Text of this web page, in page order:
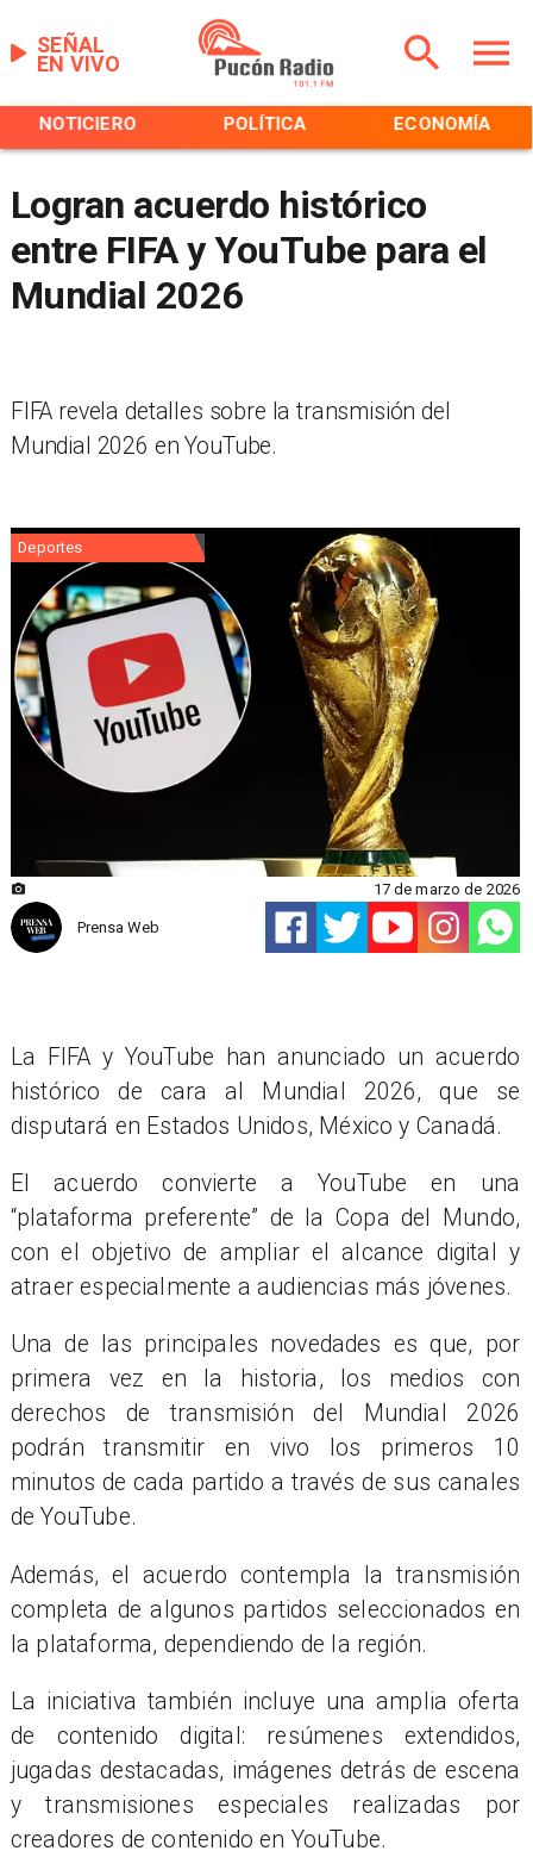
EN VIVO
SEÑAL
NOTICIERO POLÍTICA ECONOMÍA
Logran acuerdo histórico
entre FIFA y YouTube para el
Mundial 2026
FIFA revela detalles sobre la transmisión del
Mundial 2026 en YouTube.
Deportes
Prensa Web
17 de marzo de 2026
La FIFA y YouTube han anunciado un acuerdo
histórico de cara al Mundial 2026, que se
disputará en Estados Unidos, México y Canadá.
El acuerdo convierte a YouTube en una
“plataforma preferente” de la Copa del Mundo,
con el objetivo de ampliar el alcance digital y
atraer especialmente a audiencias más jóvenes.
Una de las principales novedades es que, por
primera vez en la historia, los medios con
derechos de transmisión del Mundial 2026
podrán transmitir en vivo los primeros 10
minutos de cada partido a través de sus canales
de YouTube.
Además, el acuerdo contempla la transmisión
completa de algunos partidos seleccionados en
la plataforma, dependiendo de la región.
La iniciativa también incluye una amplia oferta
de contenido digital: resúmenes extendidos,
jugadas destacadas, imágenes detrás de escena
y transmisiones especiales realizadas por
creadores de contenido en YouTube.